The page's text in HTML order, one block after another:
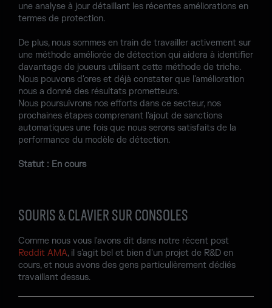
une analyse à jour détaillant les récentes améliorations en
termes de protection.
De plus, nous sommes en train de travailler activement sur
une méthode améliorée de détection qui aidera à identifier
davantage de joueurs utilisant cette méthode de triche.
Nous pouvons d'ores et déjà constater que l'amélioration
nous a donné des résultats prometteurs.
Nous poursuivrons nos efforts dans ce secteur, nos
prochaines étapes comprenant l'ajout de sanctions
automatiques une fois que nous serons satisfaits de la
performance du modèle de détection.
Statut : En cours
SOURIS & CLAVIER SUR CONSOLES
Comme nous vous l'avons dit dans notre récent post
Reddit AMA, il s'agit bel et bien d'un projet de R&D en
cours, et nous avons des gens particulièrement dédiés
travaillant dessus.